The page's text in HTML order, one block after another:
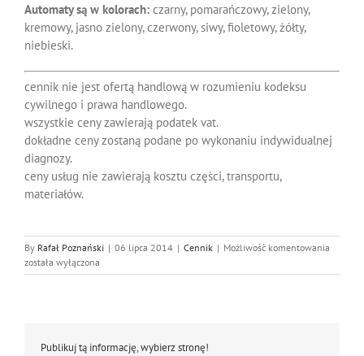
Automaty są w kolorach: czarny, pomarańczowy, zielony,
kremowy, jasno zielony, czerwony, siwy, fioletowy, żółty,
niebieski.
cennik nie jest ofertą handlową w rozumieniu kodeksu
cywilnego i prawa handlowego.
wszystkie ceny zawierają podatek vat.
dokładne ceny zostaną podane po wykonaniu indywidualnej
diagnozy.
ceny usług nie zawierają kosztu części, transportu,
materiałów.
By Rafał Poznański | 06 lipca 2014 | Cennik | Możliwość komentowania
została wyłączona
Publikuj tą informację, wybierz stronę!